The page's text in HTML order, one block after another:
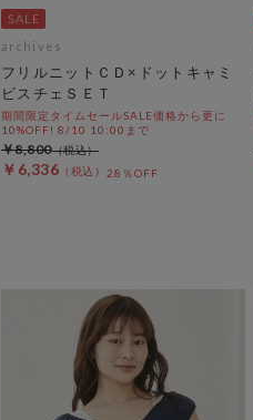
archives
フリルニットＣＤ×ドットキャミ
ビスチェＳＥＴ
期間限定タイムセールSALE価格から更に
10%OFF! 8/10 10:00まで
￥6,336 28％OFF
￥8,800